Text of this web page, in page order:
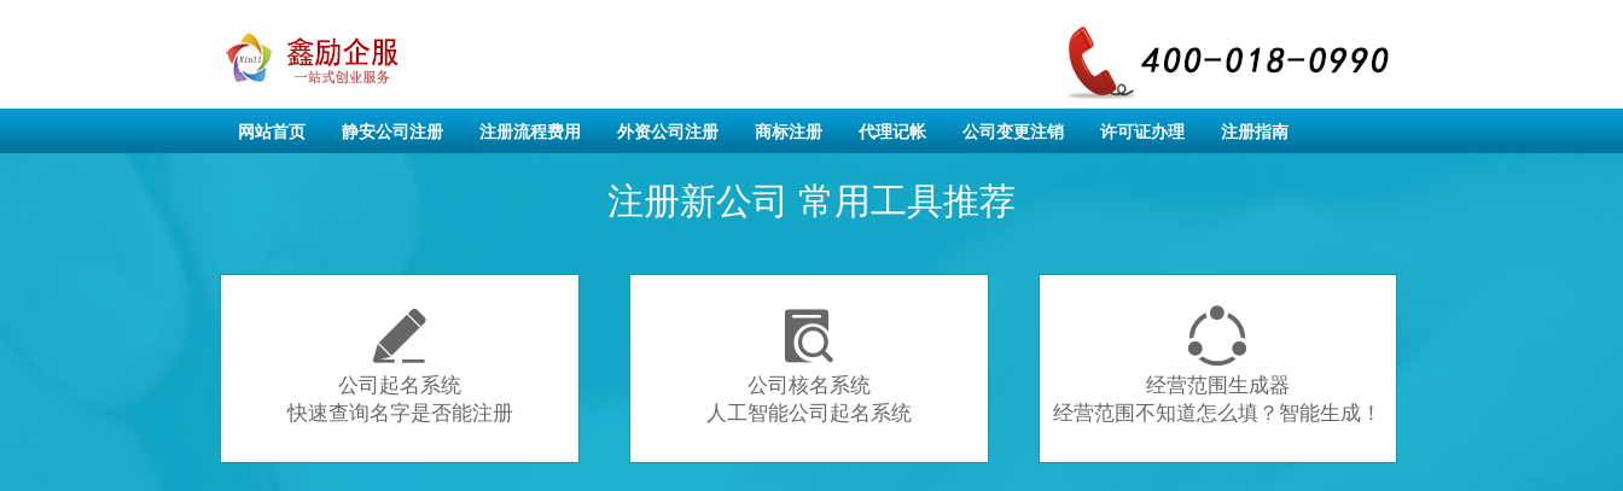
网站首页 静安公司注册 注册流程费用 外资公司注册 商标注册 代理记帐 公司变更注销 许可证办理 注册指南
注册新公司 常用工具推荐

公司起名系统
快速查询名字是否能注册

公司核名系统
人工智能公司起名系统

经营范围生成器
经营范围不知道怎么填？智能生成！